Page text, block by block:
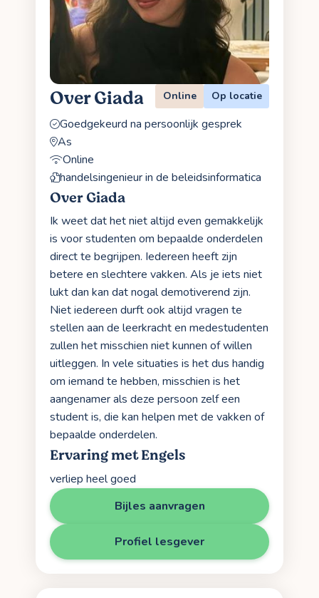
Over Giada Online Op locatie
Goedgekeurd na persoonlijk gesprek
As
Online
handelsingenieur in de beleidsinformatica
Over Giada
Ik weet dat het niet altijd even gemakkelijk
is voor studenten om bepaalde onderdelen
direct te begrijpen. Iedereen heeft zijn
betere en slechtere vakken. Als je iets niet
lukt dan kan dat nogal demotiverend zijn.
Niet iedereen durft ook altijd vragen te
stellen aan de leerkracht en medestudenten
zullen het misschien niet kunnen of willen
uitleggen. In vele situaties is het dus handig
om iemand te hebben, misschien is het
aangenamer als deze persoon zelf een
student is, die kan helpen met de vakken of
bepaalde onderdelen.
Ervaring met Engels
verliep heel goed
Bijles aanvragen
Profiel lesgever